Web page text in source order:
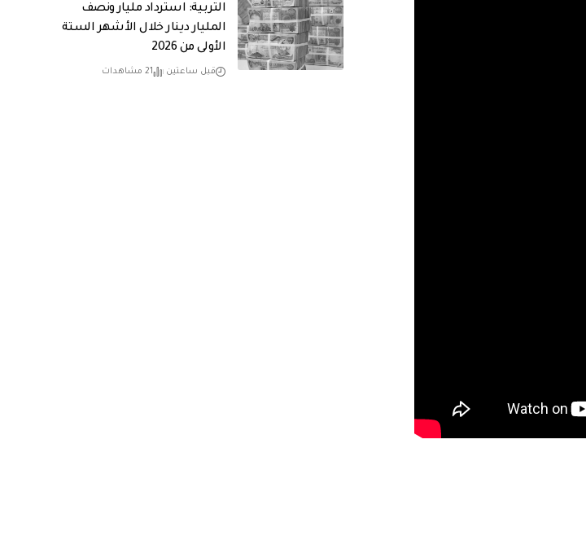
التربية: استرداد مليار ونصف
المليار دينار خلال الأشهر الستة
الأولى من 2026
قبل ساعتين 21 مشاهدات